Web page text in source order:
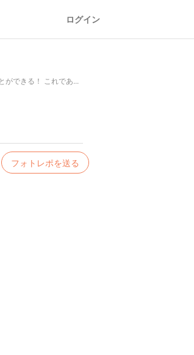
ログイン
ができる！ これであ...
フォトレポを送る